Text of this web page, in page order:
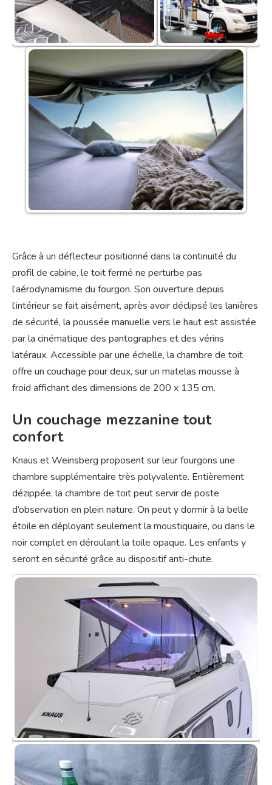
Grâce à un déflecteur positionné dans la continuité du
profil de cabine, le toit fermé ne perturbe pas
l’aérodynamisme du fourgon. Son ouverture depuis
l’intérieur se fait aisément, après avoir déclipsé les lanières
de sécurité, la poussée manuelle vers le haut est assistée
par la cinématique des pantographes et des vérins
latéraux. Accessible par une échelle, la chambre de toit
offre un couchage pour deux, sur un matelas mousse à
froid affichant des dimensions de 200 x 135 cm.
Un couchage mezzanine tout
confort
Knaus et Weinsberg proposent sur leur fourgons une
chambre supplémentaire très polyvalente. Entièrement
dézippée, la chambre de toit peut servir de poste
d’observation en plein nature. On peut y dormir à la belle
étoile en déployant seulement la moustiquaire, ou dans le
noir complet en déroulant la toile opaque. Les enfants y
seront en sécurité grâce au dispositif anti-chute.